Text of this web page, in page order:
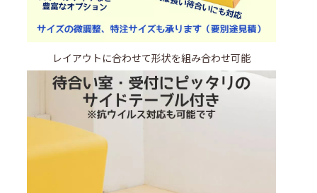
レイアウトに合わせて形状を組み合わせ可能